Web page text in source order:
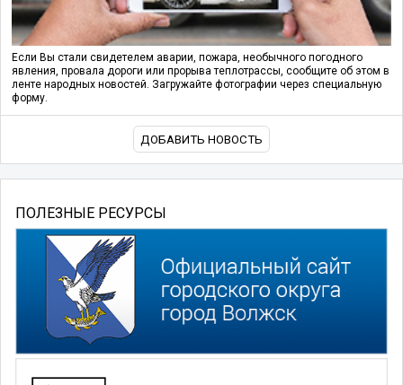
Если Вы стали свидетелем аварии, пожара, необычного погодного
явления, провала дороги или прорыва теплотрассы, сообщите об этом в
ленте народных новостей. Загружайте фотографии через специальную
форму.
ДОБАВИТЬ НОВОСТЬ
ПОЛЕЗНЫЕ РЕСУРСЫ